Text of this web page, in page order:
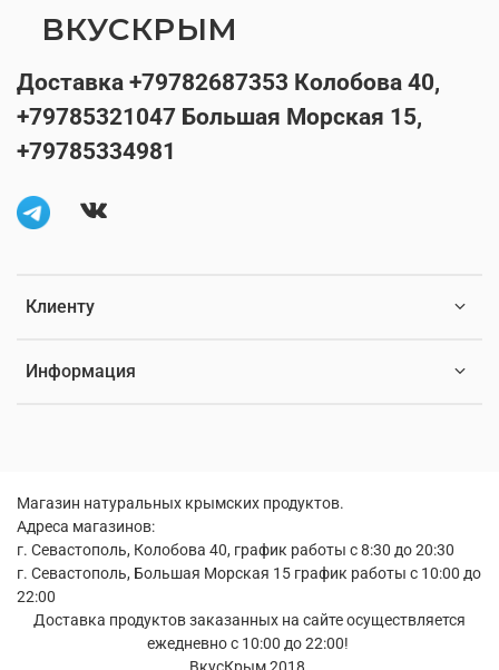
Клиенту
Информация
Доставка +79782687353 Колобова 40,
+79785321047 Большая Морская 15,
+79785334981
ВКУСКРЫМ
Магазин натуральных крымских продуктов.
Адреса магазинов:
г. Севастополь, Колобова 40, график работы с 8:30 до 20:30
г. Севастополь, Большая Морская 15 график работы с 10:00 до
22:00
Доставка продуктов заказанных на сайте осуществляется
ежедневно с 10:00 до 22:00!